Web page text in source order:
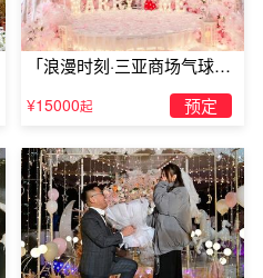
白自己的经济状况，还有你女
她最近最想要个什么东西，还
然，没见过见过几次面，女朋
「浪漫时刻·三亚商场气球雨
惊喜求婚」
¥15000起 预定